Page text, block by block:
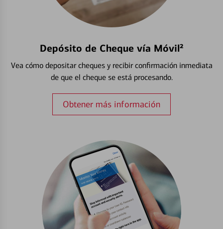
Depósito de Cheque vía Móvil²
Vea cómo depositar cheques y recibir confirmación inmediata
de que el cheque se está procesando.
Obtener más información